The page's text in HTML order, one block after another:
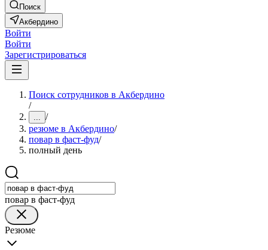
Поиск
Акбердино
Войти
Войти
Зарегистрироваться
Поиск сотрудников в Акбердино
/
... /
резюме в Акбердино/
повар в фаст-фуд/
полный день
повар в фаст-фуд
Резюме